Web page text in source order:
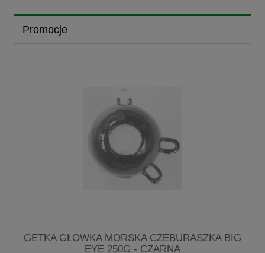
Promocje
GETKA GŁÓWKA MORSKA CZEBURASZKA BIG
EYE 250G - CZARNA